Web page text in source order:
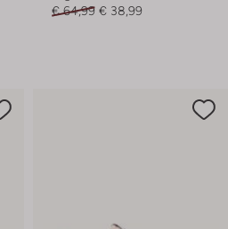
€ 64,99 € 38,99